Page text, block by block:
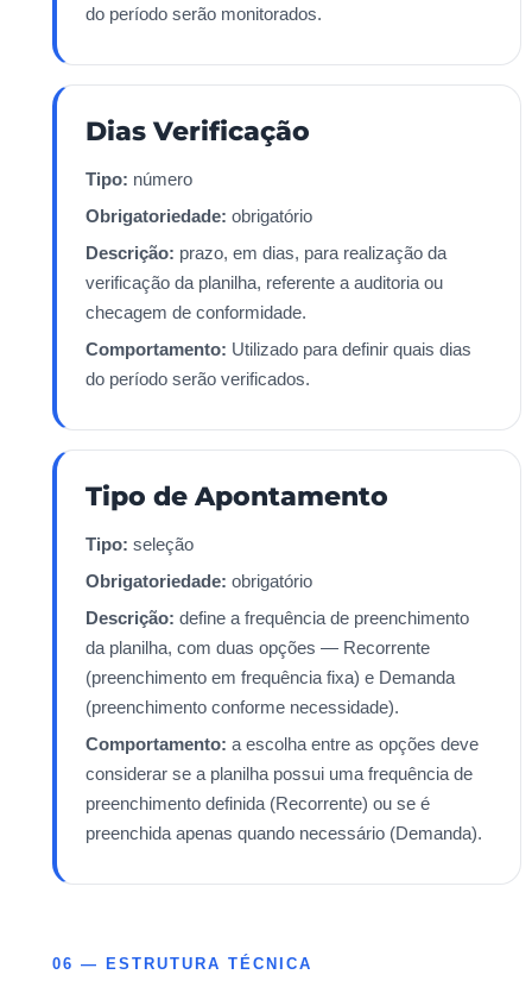
do período serão monitorados.
Dias Verificação
Tipo: número
Obrigatoriedade: obrigatório
Descrição: prazo, em dias, para realização da
verificação da planilha, referente a auditoria ou
checagem de conformidade.
Comportamento: Utilizado para definir quais dias
do período serão verificados.
Tipo de Apontamento
Tipo: seleção
Obrigatoriedade: obrigatório
Descrição: define a frequência de preenchimento
da planilha, com duas opções — Recorrente
(preenchimento em frequência fixa) e Demanda
(preenchimento conforme necessidade).
Comportamento: a escolha entre as opções deve
considerar se a planilha possui uma frequência de
preenchimento definida (Recorrente) ou se é
preenchida apenas quando necessário (Demanda).
06 — ESTRUTURA TÉCNICA